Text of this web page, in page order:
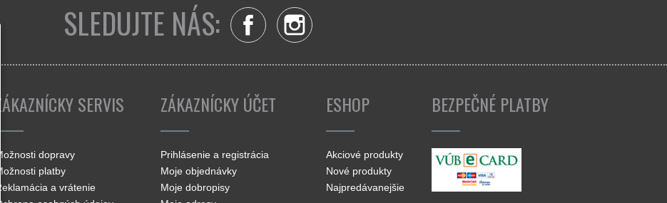
SLEDUJTE NÁS: FacebookInstagram
ZÁKAZNÍCKY SERVIS
Možnosti dopravy
Možnosti platby
Reklamácia a vrátenie
ZÁKAZNÍCKY ÚČET
Prihlásenie a registrácia
Moje objednávky
Moje dobropisy
ESHOP
Akciové produkty
Nové produkty
Najpredávanejšie
BEZPEČNÉ PLATBY